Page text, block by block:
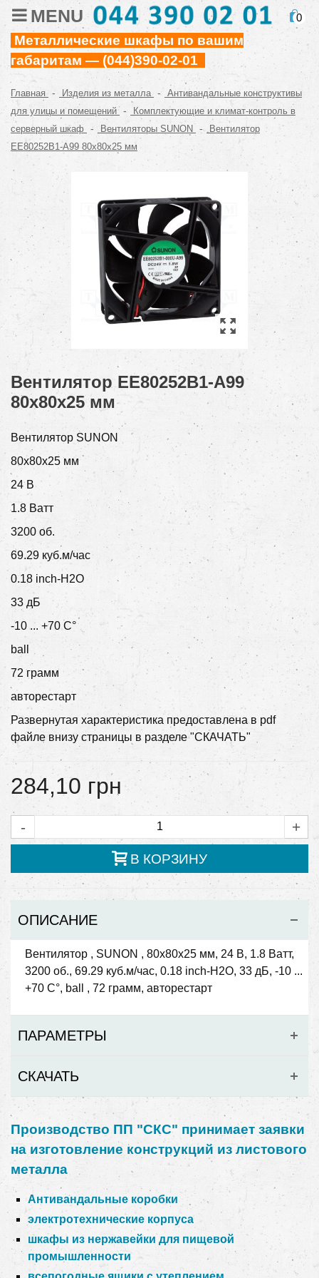
MENU 0
Металлические шкафы по вашим
габаритам — (044)390-02-01
Главная - Изделия из металла -
Антивандальные конструктивы
для улицы и помещений -
Комплектующие и климат-контроль в
серверный шкаф
- Вентиляторы SUNON -
Вентилятор
EE80252B1-A99 80x80x25 мм
Вентилятор EE80252B1-A99
80x80x25 мм
Вентилятор SUNON
80x80x25 мм
24 В
1.8 Ватт
3200 об.
69.29 куб.м/час
0.18 inch-H2O
33 дБ
-10 ... +70 С°
ball
72 грамм
авторестарт
Развернутая характеристика предоставлена в pdf
файле внизу страницы в разделе "СКАЧАТЬ"
284,10 грн
- +
В КОРЗИНУ
ОПИСАНИЕ
Вентилятор , SUNON , 80x80x25 мм, 24 В, 1.8 Ватт,
3200 об., 69.29 куб.м/час, 0.18 inch-H2O, 33 дБ, -10 ...
+70 С°, ball , 72 грамм, авторестарт
ПАРАМЕТРЫ
СКАЧАТЬ
Производство ПП "СКС" принимает заявки
на изготовление конструкций из листового
металла
Антивандальные коробки
электротехнические корпуса
шкафы из нержавейки для пищевой
промышленности